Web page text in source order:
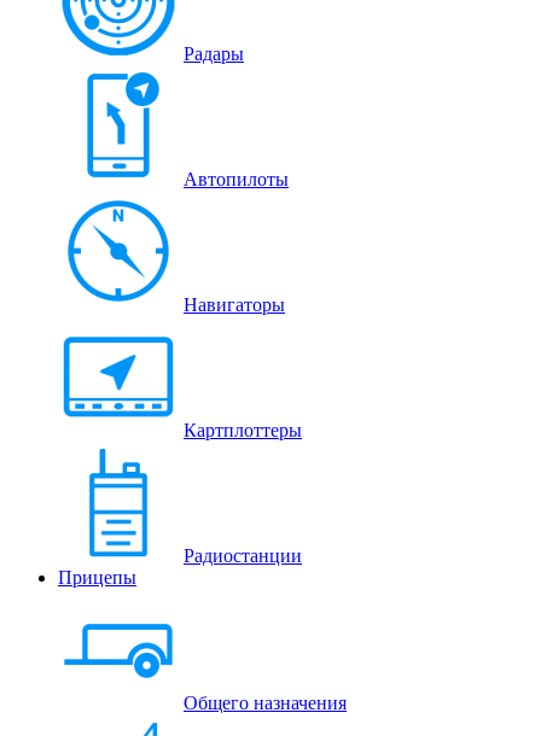
Радары
Автопилоты
Навигаторы
Картплоттеры
Радиостанции
Прицепы
Общего назначения